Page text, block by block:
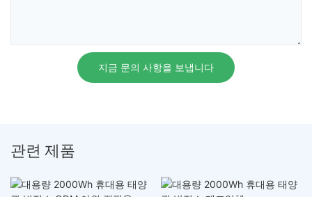
지금 문의 사항을 보냅니다
관련 제품